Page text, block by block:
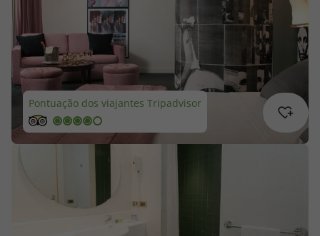
Especialistas
Cheque Viagem
Rede de Lojas
Blog TopViagens
Área de Cliente
Pontuação dos viajantes Tripadvisor